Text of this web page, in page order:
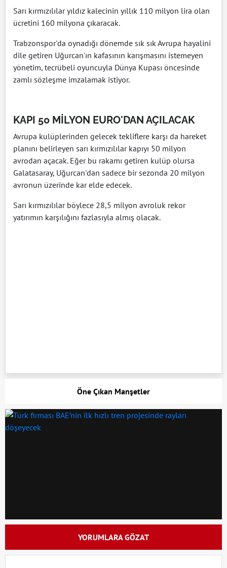
Sarı kırmızılılar yıldız kalecinin yıllık 110 milyon lira olan
ücretini 160 milyona çıkaracak.
Trabzonspor'da oynadığı dönemde sık sık Avrupa hayalini
dile getiren Uğurcan'ın kafasının karışmasını istemeyen
yönetim, tecrübeli oyuncuyla Dünya Kupası öncesinde
zamlı sözleşme imzalamak istiyor.
KAPI 50 MİLYON EURO'DAN AÇILACAK
Avrupa kulüplerinden gelecek tekliflere karşı da hareket
planını belirleyen sarı kırmızılılar kapıyı 50 milyon
avrodan açacak. Eğer bu rakamı getiren kulüp olursa
Galatasaray, Uğurcan'dan sadece bir sezonda 20 milyon
avronun üzerinde kar elde edecek.
Sarı kırmızılılar böylece 28,5 milyon avroluk rekor
yatırımın karşılığını fazlasıyla almış olacak.
Öne Çıkan Manşetler
YORUMLARA GÖZAT